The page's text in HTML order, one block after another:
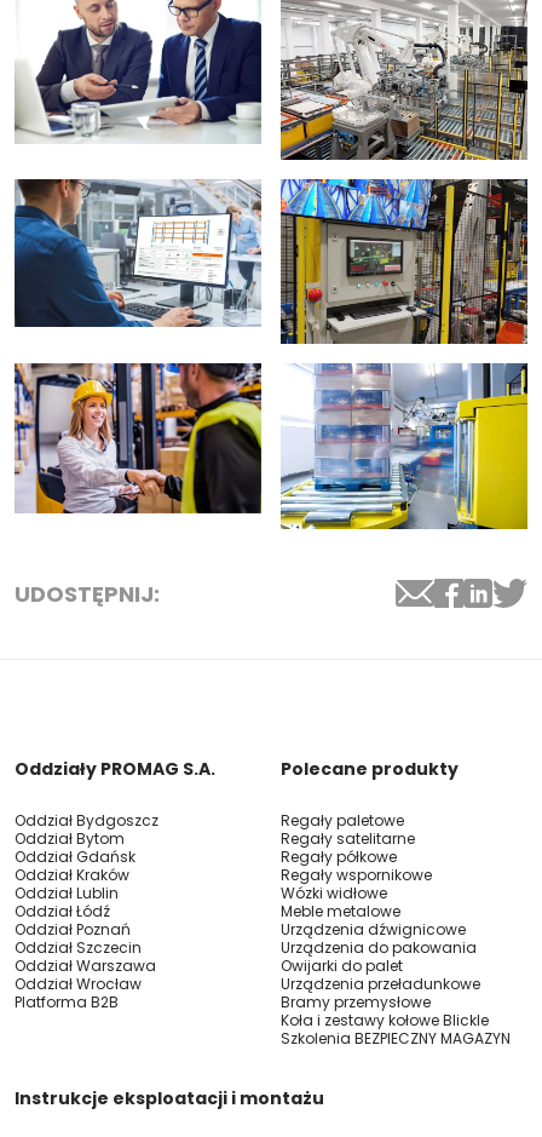
UDOSTĘPNIJ:
Oddziały PROMAG S.A.
Oddział Bydgoszcz
Oddział Bytom
Oddział Gdańsk
Oddział Kraków
Oddział Lublin
Oddział Łódź
Oddział Poznań
Oddział Szczecin
Oddział Warszawa
Oddział Wrocław
Platforma B2B
Polecane produkty
Regały paletowe
Regały satelitarne
Regały półkowe
Regały wspornikowe
Wózki widłowe
Meble metalowe
Urządzenia dźwignicowe
Urządzenia do pakowania
Owijarki do palet
Urządzenia przeładunkowe
Bramy przemysłowe
Koła i zestawy kołowe Blickle
Szkolenia BEZPIECZNY MAGAZYN
Instrukcje eksploatacji i montażu